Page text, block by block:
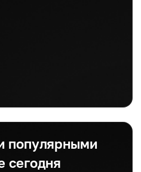
популярными
сегодня